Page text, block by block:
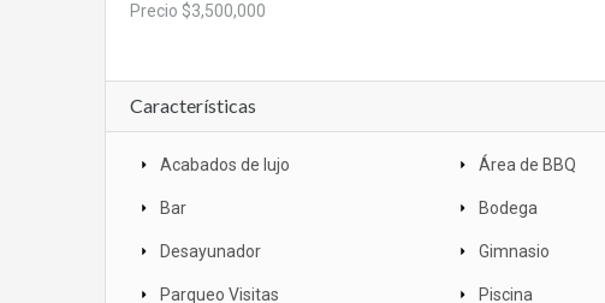
Precio $3,500,000
Características
Acabados de lujo Área de BBQ
Bar Bodega
Desayunador Gimnasio
Parqueo Visitas Piscina